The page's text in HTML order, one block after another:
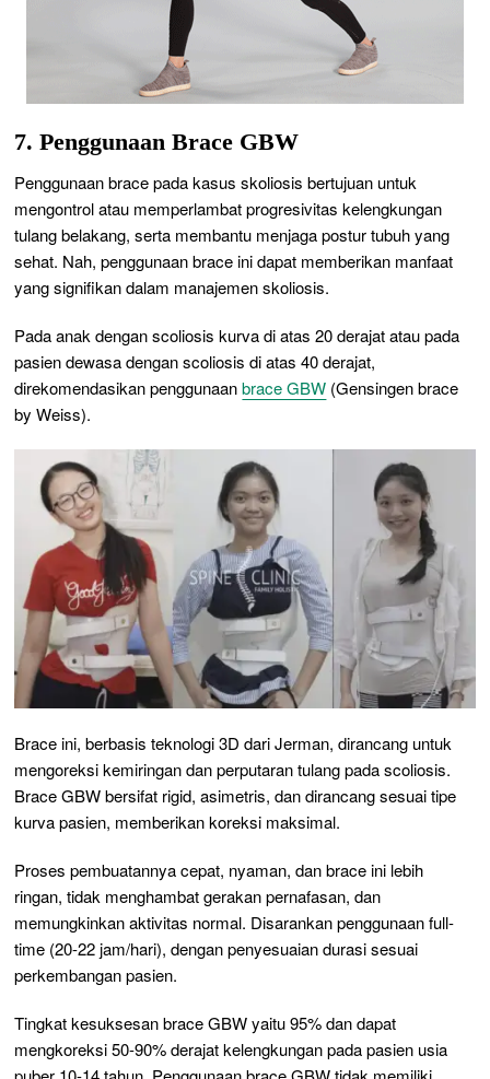
7. Penggunaan Brace GBW
Penggunaan brace pada kasus skoliosis bertujuan untuk
mengontrol atau memperlambat progresivitas kelengkungan
tulang belakang, serta membantu menjaga postur tubuh yang
sehat. Nah, penggunaan brace ini dapat memberikan manfaat
yang signifikan dalam manajemen skoliosis.
Pada anak dengan scoliosis kurva di atas 20 derajat atau pada
pasien dewasa dengan scoliosis di atas 40 derajat,
direkomendasikan penggunaanbrace GBW (Gensingen brace
by Weiss).
Brace ini, berbasis teknologi 3D dari Jerman, dirancang untuk
mengoreksi kemiringan dan perputaran tulang pada scoliosis.
Brace GBW bersifat rigid, asimetris, dan dirancang sesuai tipe
kurva pasien, memberikan koreksi maksimal.
Proses pembuatannya cepat, nyaman, dan brace ini lebih
ringan, tidak menghambat gerakan pernafasan, dan
memungkinkan aktivitas normal. Disarankan penggunaan full-
time (20-22 jam/hari), dengan penyesuaian durasi sesuai
perkembangan pasien.
Tingkat kesuksesan brace GBW yaitu 95% dan dapat
mengkoreksi 50-90% derajat kelengkungan pada pasien usia